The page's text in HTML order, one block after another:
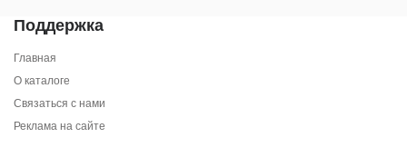
Поддержка
Главная
О каталоге
Связаться с нами
Реклама на сайте